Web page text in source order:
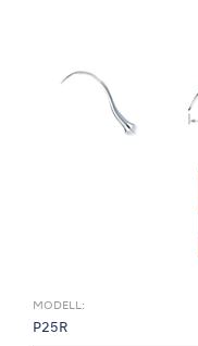
MODELL:
P25R